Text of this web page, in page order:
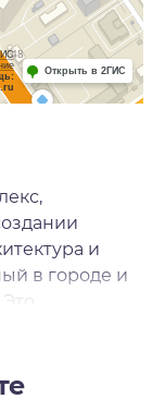
Открыть в 2ГИС
и
в городе и
для